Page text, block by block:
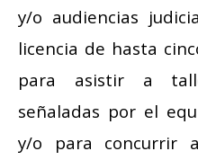
y/o audiencias
licencia de hasta
para asistir a
señaladas por el
y/o para concurrir